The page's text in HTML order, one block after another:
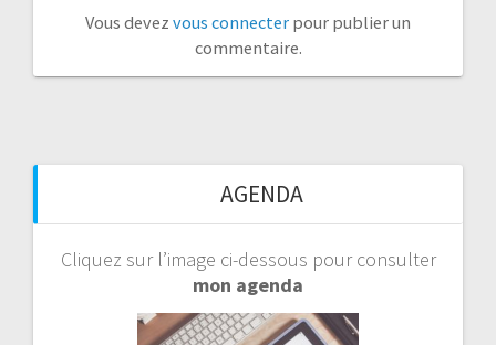
Vous devez vous connecter pour publier un
commentaire.
AGENDA
Cliquez sur l’image ci-dessous pour consulter
mon agenda